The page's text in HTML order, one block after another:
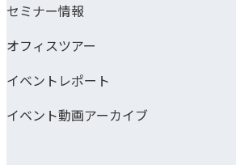
セミナー情報
オフィスツアー
イベントレポート
イベント動画アーカイブ